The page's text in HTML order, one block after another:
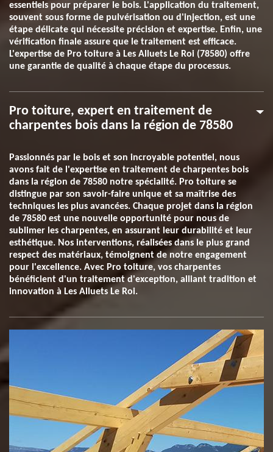
essentiels pour préparer le bois. L'application du traitement,
souvent sous forme de pulvérisation ou d'injection, est une
étape délicate qui nécessite précision et expertise. Enfin, une
vérification finale assure que le traitement est efficace.
L'expertise de Pro toiture à Les Alluets Le Roi (78580) offre
une garantie de qualité à chaque étape du processus.
Pro toiture, expert en traitement de
charpentes bois dans la région de 78580
Passionnés par le bois et son incroyable potentiel, nous
avons fait de l'expertise en traitement de charpentes bois
dans la région de 78580 notre spécialité. Pro toiture se
distingue par son savoir-faire unique et sa maîtrise des
techniques les plus avancées. Chaque projet dans la région
de 78580 est une nouvelle opportunité pour nous de
sublimer les charpentes, en assurant leur durabilité et leur
esthétique. Nos interventions, réalisées dans le plus grand
respect des matériaux, témoignent de notre engagement
pour l'excellence. Avec Pro toiture, vos charpentes
bénéficient d'un traitement d'exception, alliant tradition et
innovation à Les Alluets Le Roi.